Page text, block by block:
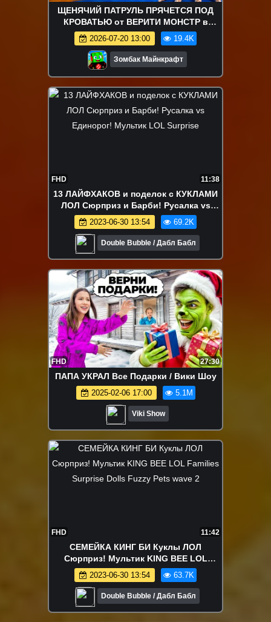
ЩЕНЯЧИЙ ПАТРУЛЬ ПРЯЧЕТСЯ ПОД
КРОВАТЬЮ от ВЕРИТИ МОНСТР в
МАЙНКРАФТ
2026-07-20 13:00 19.4K
Зомбак Майнкрафт
FHD 11:38
13 ЛАЙФХАКОВ и поделок с КУКЛАМИ
ЛОЛ Сюрприз и Барби! Русалка vs
Единорог! Мультик LOL Surprise
2023-06-30 13:54 69.2K
Double Bubble / Дабл Бабл
FHD 27:30
ПАПА УКРАЛ Все Подарки / Вики Шоу
2025-02-06 17:00 5.1M
Viki Show
FHD 11:42
СЕМЕЙКА КИНГ БИ Куклы ЛОЛ
Сюрприз! Мультик KING BEE LOL
Families Surprise Dolls Fuzzy Pets wave 2
2023-06-30 13:54 63.7K
Double Bubble / Дабл Бабл